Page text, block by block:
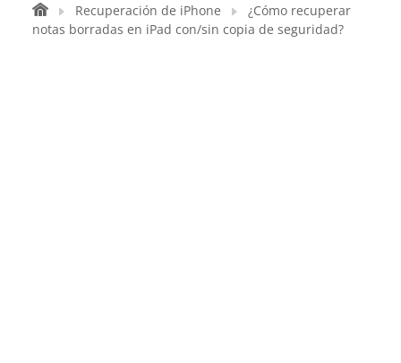
Recuperación de iPhone
¿Cómo recuperar
notas borradas en iPad con/sin copia de seguridad?